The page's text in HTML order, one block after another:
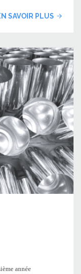
SAVOIR PLUS
année